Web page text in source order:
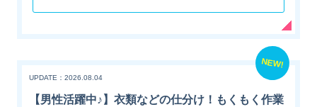
NEW!
UPDATE：2026.08.04
【男性活躍中♪】衣類などの仕分け！もくもく作業